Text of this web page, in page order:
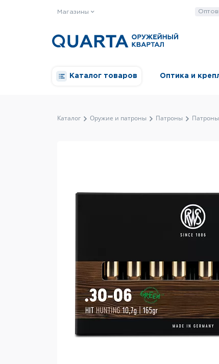
Магазины
Каталог товаров Оптика и
Каталог Оружие и патроны Патроны